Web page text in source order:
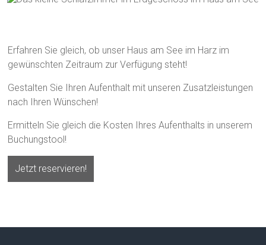
Erfahren Sie gleich, ob unser Haus am See im Harz im
gewünschten Zeitraum zur Verfügung steht!
Gestalten Sie Ihren Aufenthalt mit unseren Zusatzleistungen
nach Ihren Wünschen!
Ermitteln Sie gleich die Kosten Ihres Aufenthalts in unserem
Buchungstool!
Jetzt reservieren!